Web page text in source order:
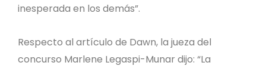
inesperada en los demás”.
Respecto al artículo de Dawn, la jueza del
concurso Marlene Legaspi-Munar dijo: “La